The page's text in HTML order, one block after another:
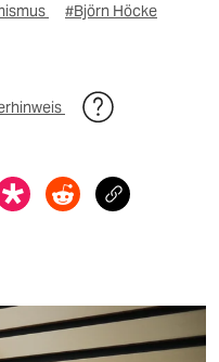
#Björn Höcke